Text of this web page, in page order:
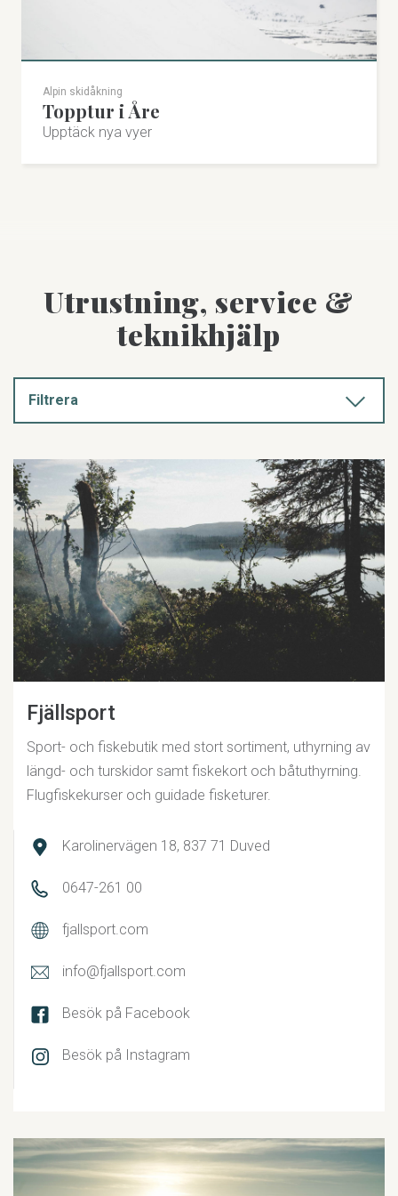
Alpin skidåkning
Topptur i Åre
Upptäck nya vyer
Utrustning, service &
teknikhjälp
Filtrera
Fjällsport
Sport- och fiskebutik med stort sortiment, uthyrning av
längd- och turskidor samt fiskekort och båtuthyrning.
Flugfiskekurser och guidade fisketurer.
Karolinervägen 18, 837 71 Duved
0647-261 00
fjallsport.com
info@fjallsport.com
Besök på Facebook
Besök på Instagram